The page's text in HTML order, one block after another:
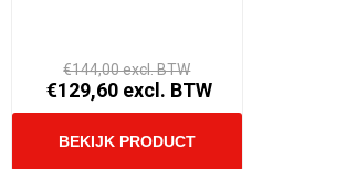
€144,00 excl. BTW
€129,60 excl. BTW